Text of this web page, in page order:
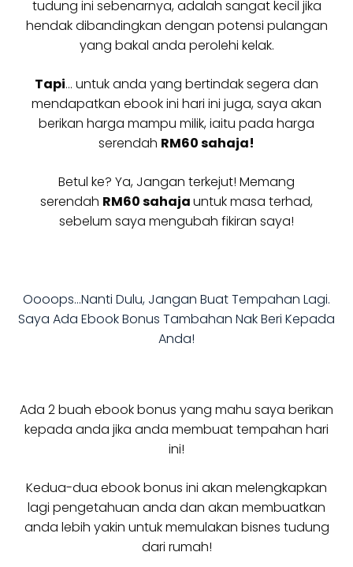
tudung ini sebenarnya, adalah sangat kecil jika
hendak dibandingkan dengan potensi pulangan
yang bakal anda perolehi kelak.
Tapi… untuk anda yang bertindak segera dan
mendapatkan ebook ini hari ini juga, saya akan
berikan harga mampu milik, iaitu pada harga
serendah RM60 sahaja!
Betul ke? Ya, Jangan terkejut! Memang
serendah RM60 sahajauntuk masa terhad,
sebelum saya mengubah fikiran saya!
Oooops…Nanti Dulu, Jangan Buat Tempahan Lagi.
Saya Ada Ebook Bonus Tambahan Nak Beri Kepada
Anda!
Ada 2 buah ebook bonus yang mahu saya berikan
kepada anda jika anda membuat tempahan hari
ini!
Kedua-dua ebook bonus ini akan melengkapkan
lagi pengetahuan anda dan akan membuatkan
anda lebih yakin untuk memulakan bisnes tudung
dari rumah!